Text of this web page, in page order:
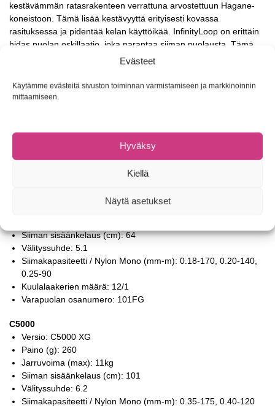
Evästeet
Käytämme evästeitä sivuston toiminnan varmistamiseen ja markkinoinnin
mittaamiseen.
Hyväksy
Kiellä
Näytä asetukset
kestävämmän ratasrakenteen verrattuna arvostettuun Hagane-
koneistoon. Tämä lisää kestävyyttä erityisesti kovassa
rasituksessa ja pidentää kelan käyttöikää. InfinityLoop on erittäin
hidas puolan oskillaatio, joka parantaa siiman puolausta. Tämä
vähentää mitattavasti siiman kitkaa heitossa ja parantaa
mutta kevyen kelauksen myös raskaassa kuormituksessa, ja
ääritilanteissakin kelaus pysyy tasaisena ja hallittuna.
Anti-Twist Fin -ominaisuus, joka säätelee siiman kulkua kelalle.
Lisäksi uusi Duracross-jarrujärjestelmä parantaa jarrun
tasaisuutta, kestävyyttä ja tartutusvoimaa.
Siiman sisäänkelaus (cm): 64
Välityssuhde: 5.1
Siimakapasiteetti / Nylon Mono (mm-m): 0.18-170, 0.20-140,
0.25-90
Kuulalaakerien määrä: 12/1
Varapuolan osanumero: 101FG
C5000
Versio: C5000 XG
Paino (g): 260
Jarruvoima (max): 11kg
Siiman sisäänkelaus (cm): 101
Välityssuhde: 6.2
Siimakapasiteetti / Nylon Mono (mm-m): 0.35-175, 0.40-120